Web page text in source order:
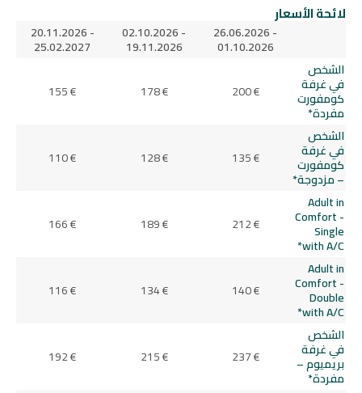
لائحة الأسعار
26.06.2026 -
01.10.2026
02.10.2026 -
19.11.2026
20.11.2026 -
25.02.2027
الشخص
في غرفة
كومفورت
مفردة*
200 €
178 €
155 €
الشخص
في غرفة
كومفورت
– مزدوجة*
135 €
128 €
110 €
Adult in
Comfort -
Single
with A/C*
212 €
189 €
166 €
Adult in
Comfort -
Double
with A/C*
140 €
134 €
116 €
الشخص
في غرفة
بريميوم –
مفردة*
237 €
215 €
192 €